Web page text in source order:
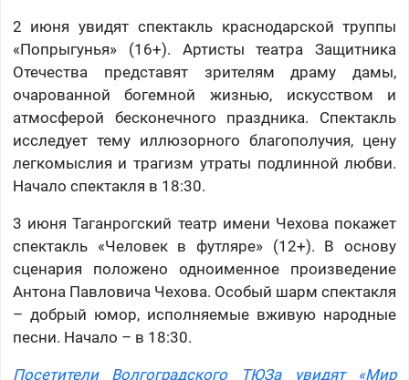
2 июня увидят спектакль краснодарской труппы
«Попрыгунья» (16+). Артисты театра Защитника
Отечества представят зрителям драму дамы,
очарованной богемной жизнью, искусством и
атмосферой бесконечного праздника. Спектакль
исследует тему иллюзорного благополучия, цену
легкомыслия и трагизм утраты подлинной любви.
Начало спектакля в 18:30.
3 июня Таганрогский театр имени Чехова покажет
спектакль «Человек в футляре» (12+). В основу
сценария положено одноименное произведение
Антона Павловича Чехова. Особый шарм спектакля
– добрый юмор, исполняемые вживую народные
песни. Начало – в 18:30.
Посетители Волгоградского ТЮЗа увидят «Мир